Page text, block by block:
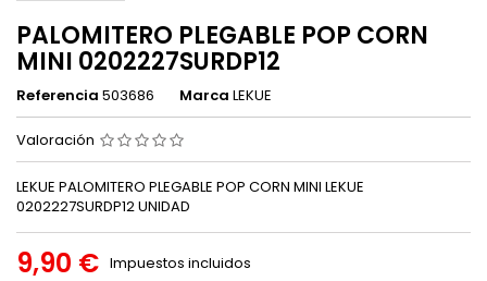
PALOMITERO PLEGABLE POP CORN
MINI 0202227SURDP12
Referencia 503686 Marca LEKUE
Valoración
LEKUE PALOMITERO PLEGABLE POP CORN MINI LEKUE
0202227SURDP12 UNIDAD
9,90 € Impuestos incluidos